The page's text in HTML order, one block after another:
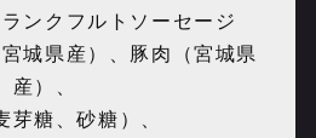
ンクフルトソーセージ
城県産）、豚肉（宮城県
産）、
芽糖、砂糖）、